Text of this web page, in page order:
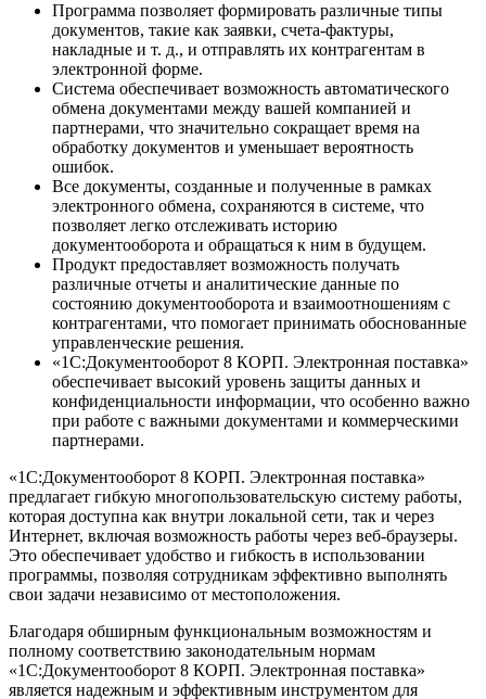
Программа позволяет формировать различные типы
документов, такие как заявки, счета-фактуры,
накладные и т. д., и отправлять их контрагентам в
электронной форме.
Система обеспечивает возможность автоматического
обмена документами между вашей компанией и
партнерами, что значительно сокращает время на
обработку документов и уменьшает вероятность
ошибок.
Все документы, созданные и полученные в рамках
электронного обмена, сохраняются в системе, что
позволяет легко отслеживать историю
документооборота и обращаться к ним в будущем.
Продукт предоставляет возможность получать
различные отчеты и аналитические данные по
состоянию документооборота и взаимоотношениям с
контрагентами, что помогает принимать обоснованные
управленческие решения.
«1С:Документооборот 8 КОРП. Электронная поставка»
обеспечивает высокий уровень защиты данных и
конфиденциальности информации, что особенно важно
при работе с важными документами и коммерческими
партнерами.
«1С:Документооборот 8 КОРП. Электронная поставка»
предлагает гибкую многопользовательскую систему работы,
которая доступна как внутри локальной сети, так и через
Интернет, включая возможность работы через веб-браузеры.
Это обеспечивает удобство и гибкость в использовании
программы, позволяя сотрудникам эффективно выполнять
свои задачи независимо от местоположения.
Благодаря обширным функциональным возможностям и
полному соответствию законодательным нормам
«1С:Документооборот 8 КОРП. Электронная поставка»
является надежным и эффективным инструментом для